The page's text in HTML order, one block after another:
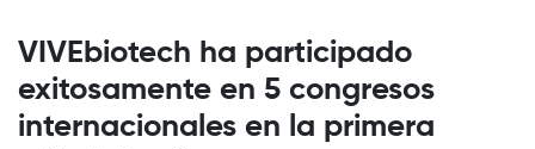
VIVEbiotech ha participado
exitosamente en 5 congresos
internacionales en la primera